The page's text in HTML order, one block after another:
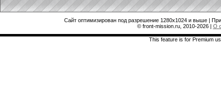
Сайт оптимизирован под разрешение 1280x1024 и выше |
© front-mission.ru, 2010-2026| О
This feature is for Premium